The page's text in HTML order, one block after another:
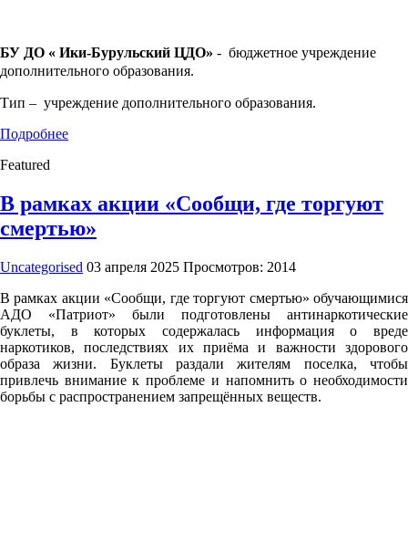
БУ ДО « Ики-Бурульский ЦДО» - бюджетное учреждение
дополнительного образования.
Тип – учреждение дополнительного образования.
Подробнее
Featured
В рамках акции «Сообщи, где торгуют
смертью»
Uncategorised 03 апреля 2025 Просмотров: 2014
В рамках акции «Сообщи, где торгуют смертью» обучающимися
АДО «Патриот» были подготовлены антинаркотические
буклеты, в которых содержалась информация о вреде
наркотиков, последствиях их приёма и важности здорового
образа жизни. Буклеты раздали жителям поселка, чтобы
привлечь внимание к проблеме и напомнить о необходимости
борьбы с распространением запрещённых веществ.